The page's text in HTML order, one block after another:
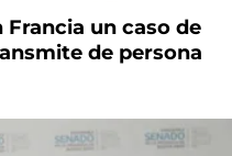
un caso de
de persona